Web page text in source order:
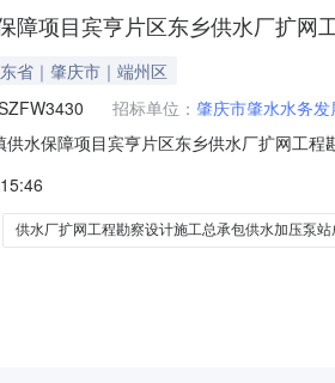
障项目宾亨片区东乡供水厂扩
省｜肇庆市｜端州区
招标单位： 肇庆市肇水水务
供水保障项目宾亨片区东乡供水厂扩网工
供水保障项目宾亨片区东乡供水厂扩网工
市肇水水务发展
供水厂扩网工程勘察设计施工总承包供水加压泵站